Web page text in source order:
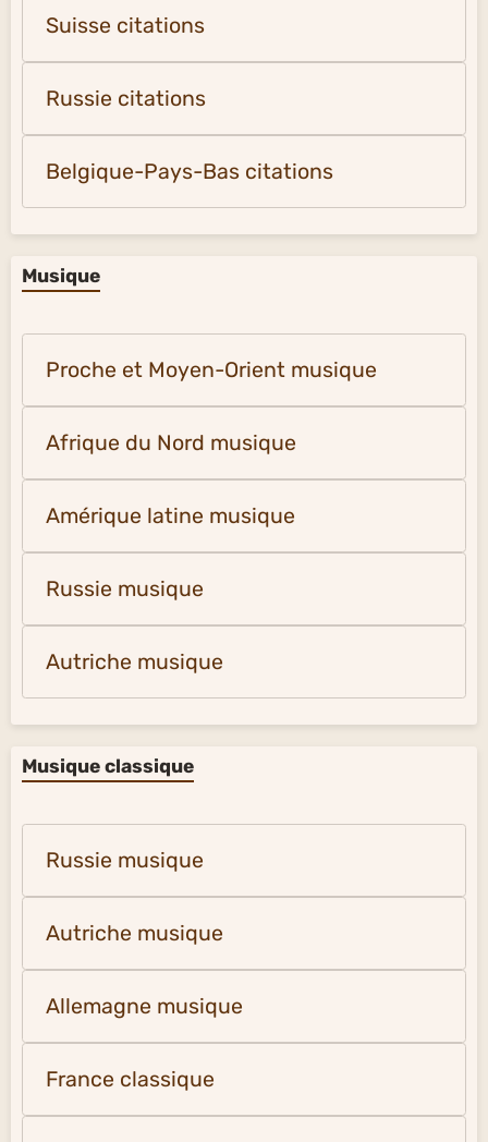
Suisse citations
Russie citations
Belgique-Pays-Bas citations
Musique
Proche et Moyen-Orient musique
Afrique du Nord musique
Amérique latine musique
Russie musique
Autriche musique
Musique classique
Russie musique
Autriche musique
Allemagne musique
France classique